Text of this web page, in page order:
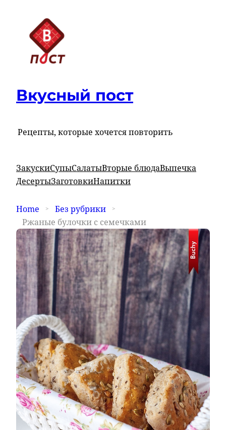
Вкусный пост
Рецепты, которые хочется повторить
ЗакускиСупыСалатыВторые блюдаВыпечка
ДесертыЗаготовкиНапитки
Home
Без рубрики
Ржаные булочки с семечками